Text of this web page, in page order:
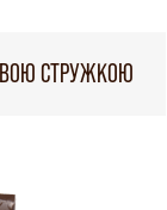
СТРУЖКОЮ